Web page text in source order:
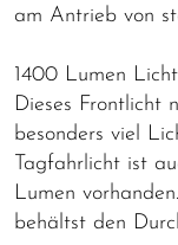
am Antrieb von
1400 Lumen
Dieses Frontlicht
besonders viel
Tagfahrlicht ist
Lumen
behältst den